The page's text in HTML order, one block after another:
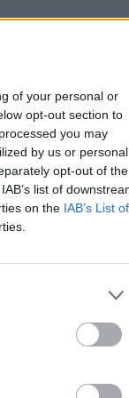
of your personal or
opt-out section to
you may
by us or personal
opt-out of the
list of
on the IAB’s List of